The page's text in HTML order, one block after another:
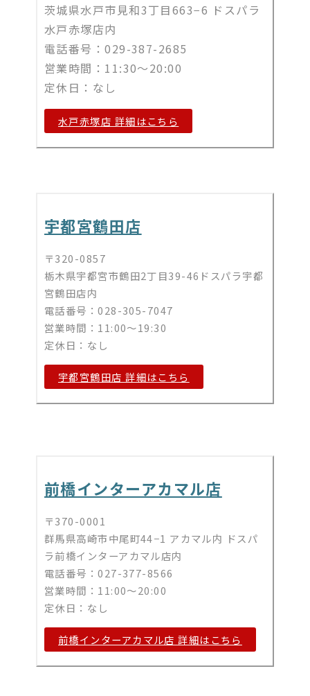
茨城県水戸市見和3丁目663−6 ドスパラ
水戸赤塚店内
電話番号：029-387-2685
営業時間：11:30～20:00
定休日：なし
水戸赤塚店 詳細はこちら
宇都宮鶴田店
〒320-0857
栃木県宇都宮市鶴田2丁目39-46ドスパラ宇都
宮鶴田店内
電話番号：028-305-7047
営業時間：11:00～19:30
定休日：なし
宇都宮鶴田店 詳細はこちら
前橋インターアカマル店
〒370-0001
群馬県高崎市中尾町44−1 アカマル内 ドスパ
ラ前橋インターアカマル店内
電話番号：027-377-8566
営業時間：11:00～20:00
定休日：なし
前橋インターアカマル店 詳細はこちら